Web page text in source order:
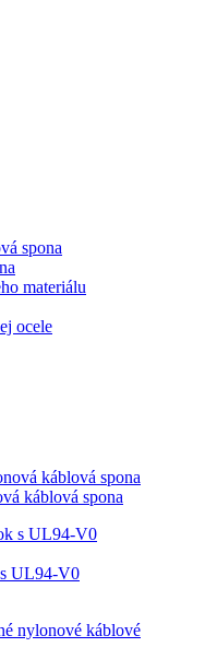
spona
materiálu
ocele
káblová spona
UL94-V0